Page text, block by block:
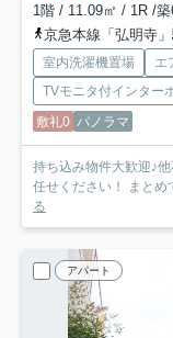
1階 / 11.09㎡ / 1R /
京急本線「弘明寺
室内洗濯機置場 エ
TVモニタ付インター
敷礼0 パノラマ
持ち込み物件大歓迎♪
任せください！ まと
る
アパート